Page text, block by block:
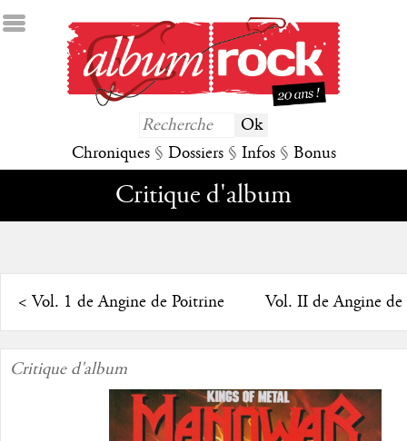
Chroniques § Dossiers § Infos § Bonus
Critique d'album
< Vol. 1 de Angine de Poitrine Vol. II de Angine
Critique d'album